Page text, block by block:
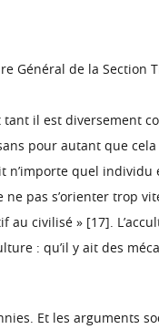
Général de la
il est diversement
pour autant que
quel
pas s’orienter trop
au civilisé » [17].
: qu’il y ait des
Et les arguments